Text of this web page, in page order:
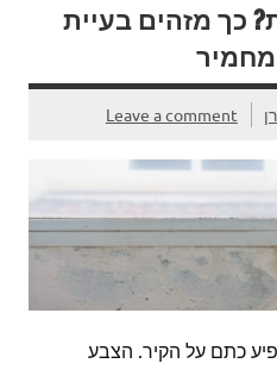
כך מזהים בעיית
מחמיר
Leave a comment
כתם על הקיר. הצבע